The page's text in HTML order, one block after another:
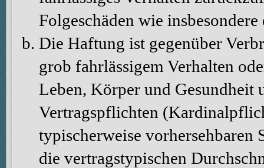
Folgeschäden wie
Die Haftung ist gegenüber
grob fahrlässigem Verhalten
Leben, Körper und Gesundheit
Vertragspflichten
typischerweise vorhersehbaren
die vertragstypischen